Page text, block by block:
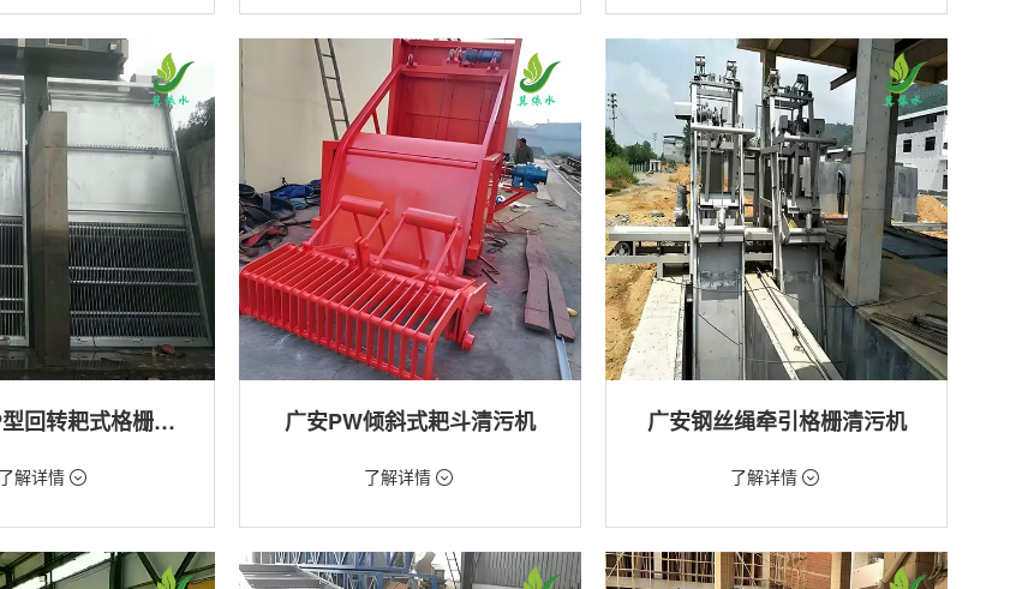
理,水电站,自来水厂,给排水
机
用途：泵站,污水处理,渠道,河道,化工,纺织,给
排水工程
广安GSHP型回转耙式格栅清污机
理,水电站,自来水厂,渠道,河
了解详情
广安PW倾斜式耙斗清污机
价格：1.28万/台了解详情
广安钢丝绳牵引格栅清污机
价格：2888元/台了解详情